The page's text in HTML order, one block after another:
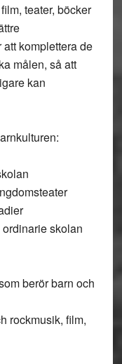
teater, böcker
komplettera de
målen, så att
kan
skolan
berör barn och
rockmusik, film,